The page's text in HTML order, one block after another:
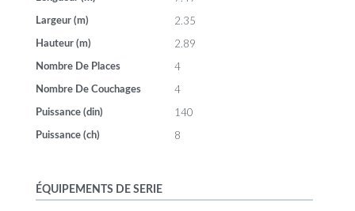
Largeur (m) 2.35
Hauteur (m) 2.89
Nombre De Places 4
Nombre De Couchages 4
Puissance (din) 140
Puissance (ch) 8
ÉQUIPEMENTS DE SERIE